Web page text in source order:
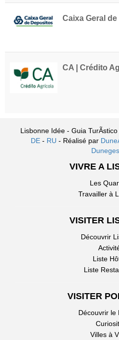
Caixa Geral
CA | Crédito
Lisbonne Idée - Guia
DE- RU - Réalisé par
VIVRE A
Les
Travailler à
VISITER
Découvrir
Liste
Liste
VISITER
Découvrir le
Villes à